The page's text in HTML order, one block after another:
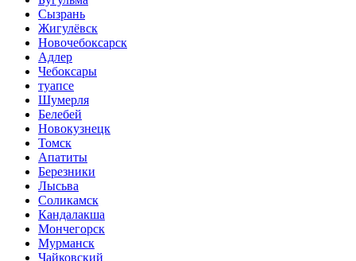
Сызрань
Жигулёвск
Новочебоксарск
Адлер
Чебоксары
туапсе
Шумерля
Белебей
Новокузнецк
Томск
Апатиты
Березники
Лысьва
Соликамск
Кандалакша
Мончегорск
Мурманск
Чайковский